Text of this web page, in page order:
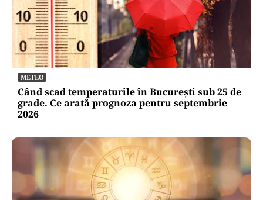
METEO
Când scad temperaturile în București sub 25 de
grade. Ce arată prognoza pentru septembrie
2026